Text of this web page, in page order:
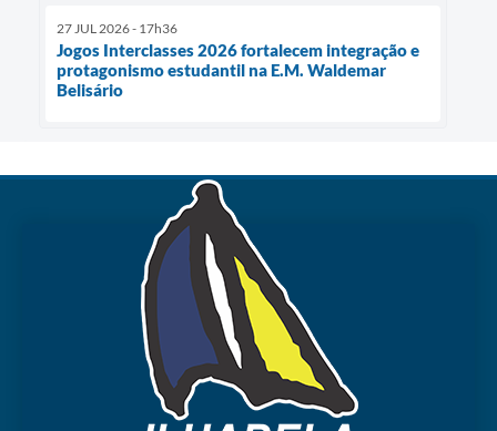
27 JUL 2026 - 17h36
Jogos Interclasses 2026 fortalecem integração e
protagonismo estudantil na E.M. Waldemar
Belisário